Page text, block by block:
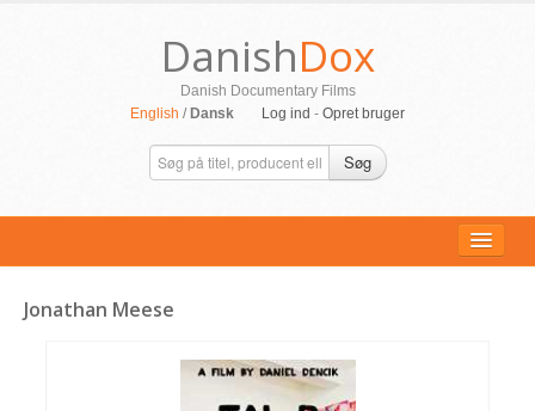
DanishDox
Danish Documentary Films
English / Dansk Log ind - Opret bruger
Søg
Jonathan Meese